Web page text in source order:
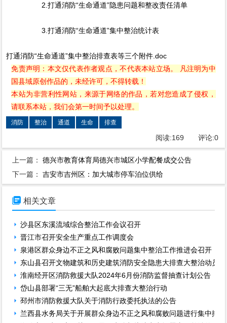
2.打通消防“生命通道”隐患问题和整改责任清单
3.打通消防“生命通道”集中整治统计表
打通消防“生命通道”集中整治排查表等三个附件.doc
免责声明：本文仅代表作者观点，不代表本站立场。 凡注明为中
国县域原创作品的，未经许可，不得转载！
本站为非营利性网站，来源于网络的作品，若对您造成了侵权，
请联系本站，我们会第一时间予以处理。
消防 整治 通道 生命 排查
阅读:169 评论:0
上一篇：德兴市教育体育局德兴市城区小学配餐成交公告
下一篇：吉安市吉州区：加大城市停车泊位供给
 相关文章
沙县区东溪流域综合整治工作会议召开
晋江市召开安全生产重点工作调度会
泉港区群众身边不正之风和腐败问题集中整治工作推进会召开
东山县召开文物建筑和历史建筑消防安全隐患大排查大整治动员
淮南经开区消防救援大队2024年6月份消防监督抽查计划公告
岱山县部署“三无”船舶大起底大排查大整治行动
邳州市消防救援大队关于消防行政委托执法的公告
兰西县水务局关于开展群众身边不正之风和腐败问题进行集中排